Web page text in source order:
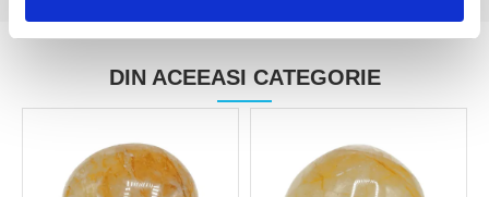
DIN ACEEASI CATEGORIE